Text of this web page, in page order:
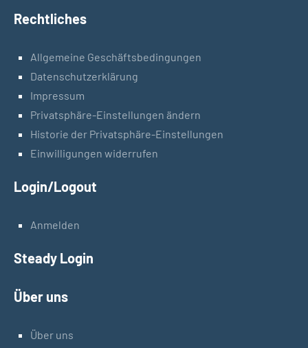
Rechtliches
Allgemeine Geschäftsbedingungen
Datenschutzerklärung
Impressum
Privatsphäre-Einstellungen ändern
Historie der Privatsphäre-Einstellungen
Einwilligungen widerrufen
Login/Logout
Anmelden
Steady Login
Über uns
Über uns